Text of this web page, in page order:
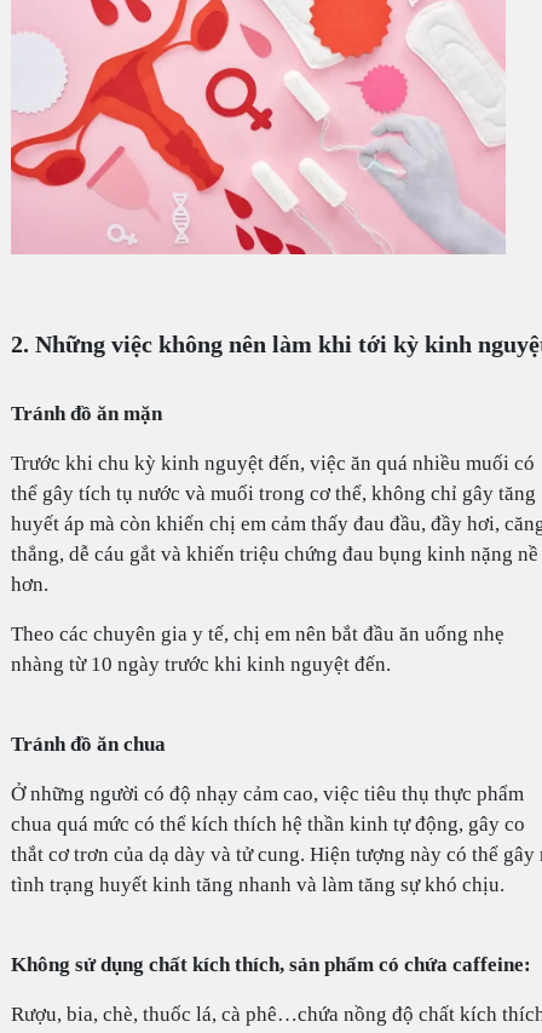
2. Những việc không nên làm khi tới kỳ kinh
Tránh đồ ăn mặn
Trước khi chu kỳ kinh nguyệt đến, việc ăn quá nhiều muối có
thể gây tích tụ nước và muối trong cơ thể, không chỉ gây tăng
huyết áp mà còn khiến chị em cảm thấy đau đầu, đầy hơi,
thẳng, dễ cáu gắt và khiến triệu chứng đau bụng kinh nặng nề
hơn.
Theo các chuyên gia y tế, chị em nên bắt đầu ăn uống nhẹ
nhàng từ 10 ngày trước khi kinh nguyệt đến.
Tránh đồ ăn chua
Ở những người có độ nhạy cảm cao, việc tiêu thụ thực phẩm
chua quá mức có thể kích thích hệ thần kinh tự động, gây co
thắt cơ trơn của dạ dày và tử cung. Hiện tượng này có thể gây
tình trạng huyết kinh tăng nhanh và làm tăng sự khó chịu.
Không sử dụng chất kích thích, sản phẩm có chứa caffeine:
Rượu, bia, chè, thuốc lá, cà phê…chứa nồng độ chất kích